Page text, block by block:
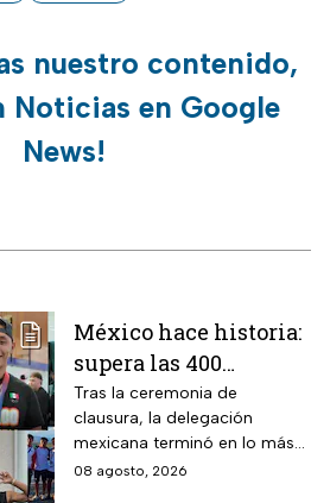
nuestro contenido,
Noticias en Google
News!
México hace historia:
supera las 400
medallas en los
Juegos
Centroamericanos
2026 e impone récords
Tras la ceremonia de
clausura, la delegación
mexicana terminó en lo más
alto del medallero
08 agosto, 2026